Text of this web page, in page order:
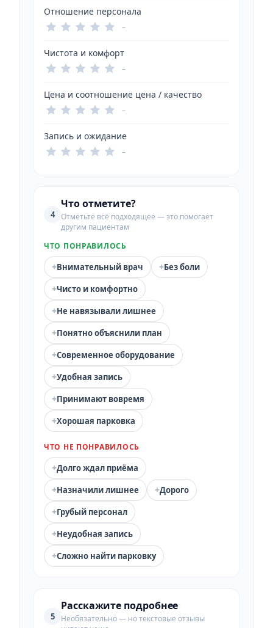
Отношение персонала
–
Чистота и комфорт
–
Цена и соотношение цена / качество
–
Запись и ожидание
–
4
Что отметите?
Отметьте всё подходящее — это помогает
другим пациентам
ЧТО ПОНРАВИЛОСЬ
+Внимательный врач +Без боли
+Чисто и комфортно
+Не навязывали лишнее
+Понятно объяснили план
+Современное оборудование
+Удобная запись
+Принимают вовремя
+Хорошая парковка
ЧТО НЕ ПОНРАВИЛОСЬ
+Долго ждал приёма
+Назначили лишнее +Дорого
+Грубый персонал
+Неудобная запись
+Сложно найти парковку
5
Расскажите подробнее
Необязательно — но текстовые отзывы